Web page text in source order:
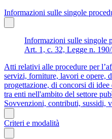
Informazioni sulle singole
Informazioni sulle singole
Art. 1, c. 32, Legge n.
Atti relativi alle procedure per
servizi, forniture, lavori e opere,
progettazione, di concorsi di
tra enti nell'ambito del settore
Sovvenzioni, contributi, sussidi,
Criteri e modalità